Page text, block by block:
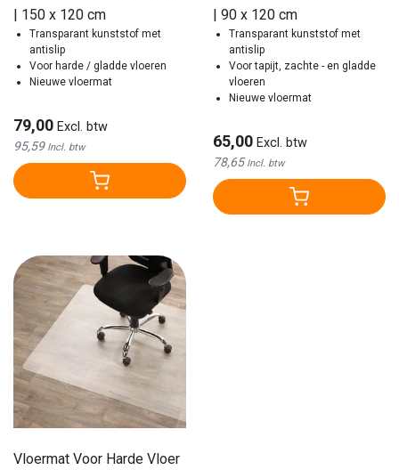
| 150 x 120 cm
Transparant kunststof met
antislip
Voor harde / gladde vloeren
Nieuwe vloermat
79,00 Excl. btw
95,59 Incl. btw
| 90 x 120 cm
Transparant kunststof met
antislip
Voor tapijt, zachte - en gladde
vloeren
Nieuwe vloermat
65,00 Excl. btw
78,65Incl. btw
Vloermat Voor Harde Vloer